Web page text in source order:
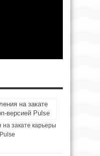
на закате карьеры